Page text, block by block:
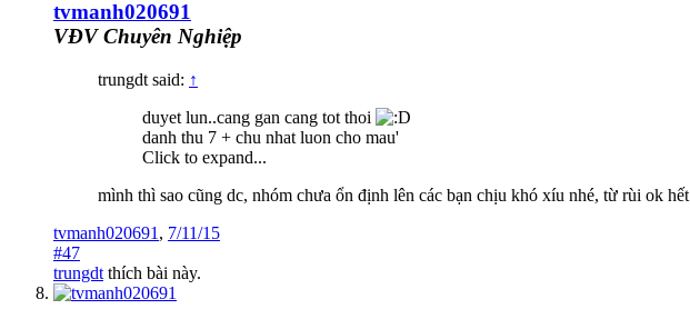
tvmanh020691
VĐV Chuyên Nghiệp
trungdt said: ↑
duyet lun..cang gan cang tot thoi
danh thu 7 + chu nhat luon cho mau'
Click to expand...
mình thì sao cũng dc, nhóm chưa ổn định lên các bạn chịu khó xíu nhé, từ rùi ok hết
tvmanh020691 , 7/11/15
#47
trungdt thích bài này.